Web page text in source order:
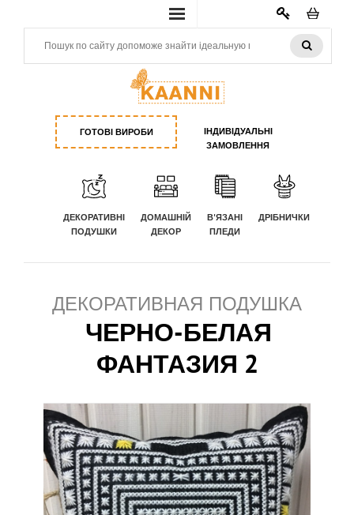
КАБИНЕТ
ГОТОВІ ВИРОБИ
ІНДИВІДУАЛЬНІ
ЗАМОВЛЕННЯ
ДЕКОРАТИВНІ
ПОДУШКИ
ДОМАШНІЙ
ДЕКОР
В'ЯЗАНІ
ПЛЕДИ
ДРІБНИЧКИ
ДЕКОРАТИВНАЯ ПОДУШКА
ЧЕРНО-БЕЛАЯ
ФАНТАЗИЯ 2